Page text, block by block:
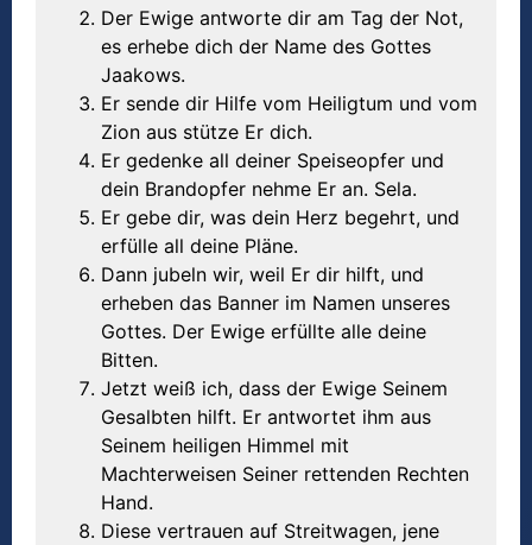
Der Ewige antworte dir am Tag der Not,
es erhebe dich der Name des Gottes
Jaakows.
Er sende dir Hilfe vom Heiligtum und vom
Zion aus stütze Er dich.
Er gedenke all deiner Speiseopfer und
dein Brandopfer nehme Er an. Sela.
Er gebe dir, was dein Herz begehrt, und
erfülle all deine Pläne.
Dann jubeln wir, weil Er dir hilft, und
erheben das Banner im Namen unseres
Gottes. Der Ewige erfüllte alle deine
Bitten.
Jetzt weiß ich, dass der Ewige Seinem
Gesalbten hilft. Er antwortet ihm aus
Seinem heiligen Himmel mit
Machterweisen Seiner rettenden Rechten
Hand.
Diese vertrauen auf Streitwagen, jene